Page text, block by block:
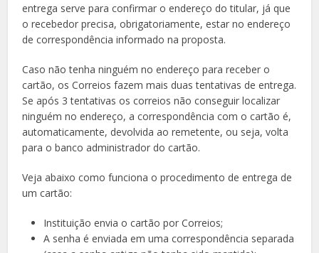
entrega serve para confirmar o endereço do titular, já que
o recebedor precisa, obrigatoriamente, estar no endereço
de correspondência informado na proposta.
Caso não tenha ninguém no endereço para receber o
cartão, os Correios fazem mais duas tentativas de entrega.
Se após 3 tentativas os correios não conseguir localizar
ninguém no endereço, a correspondência com o cartão é,
automaticamente, devolvida ao remetente, ou seja, volta
para o banco administrador do cartão.
Veja abaixo como funciona o procedimento de entrega de
um cartão:
Instituição envia o cartão por Correios;
A senha é enviada em uma correspondência separada